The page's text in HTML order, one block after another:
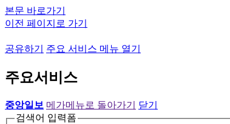
본문 바로가기
이전 페이지로 가기
공유하기 주요 서비스 메뉴 열기
주요서비스
중앙일보 메가메뉴로 돌아가기
닫기
검색어 입력폼